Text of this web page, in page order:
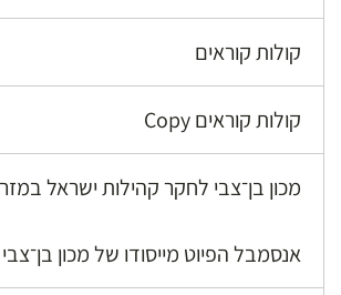
קולות קוראים
קולות קוראים Copy
מכון בן־צבי לחקר קהילות ישראל
אנסמבל הפיוט מייסודו של מכון בן־צבי